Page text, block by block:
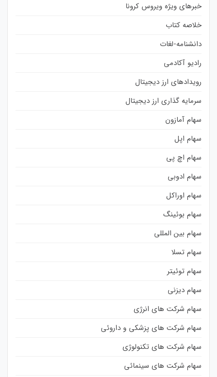
خبرهای ویژه ویروس کرونا
خلاصه کتاب
دانشنامه-لغات
رادیو آکادمی
رویدادهای ارز دیجیتال
سرمایه گذاری ارز دیجیتال
سهام آمازون
سهام اپل
سهام اچ پی
سهام ادوبی
سهام اوراکل
سهام بوئینگ
سهام بین المللی
سهام تسلا
سهام توئیتر
سهام دیزنی
سهام شرکت های انرژی
سهام شرکت های پزشکی و داروئی
سهام شرکت های تکنولوژی
سهام شرکت های سینمائی